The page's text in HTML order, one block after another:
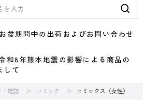
期間中の出荷およびお問い合わせ
8年熊本地震の影響による商品の
して
雑誌 コミック コミックス（女性）